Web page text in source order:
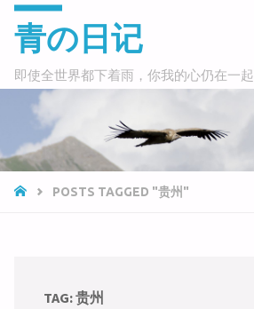
青の日记
即使全世界都下着雨，你我的心仍在一起
HOMEPOSTS TAGGED "贵州"
TAG:贵州